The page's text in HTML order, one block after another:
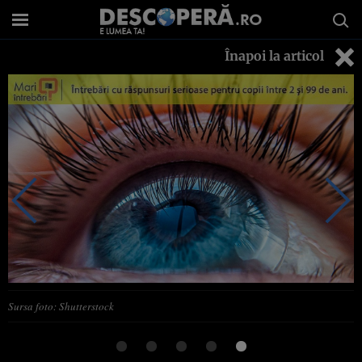
Înapoi la articol
Sursa foto: Shutterstock